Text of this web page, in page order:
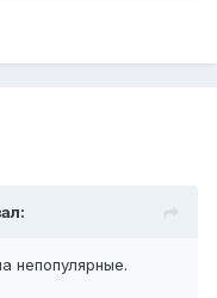
непопулярные.